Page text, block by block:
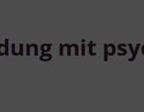
mit